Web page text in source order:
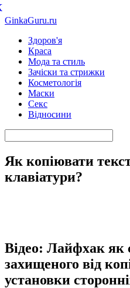
GinkaGuru.ru
Здоров'я
Краса
Мода та стиль
Зачіски та стрижки
Косметологія
Маски
Секс
Відносини
Як копіювати
клавіатури?
Відео: Лайфхак як
захищеного від
установки